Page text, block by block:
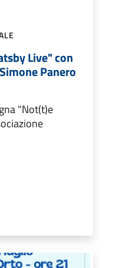
Live" con
Panero
"Not(t)e